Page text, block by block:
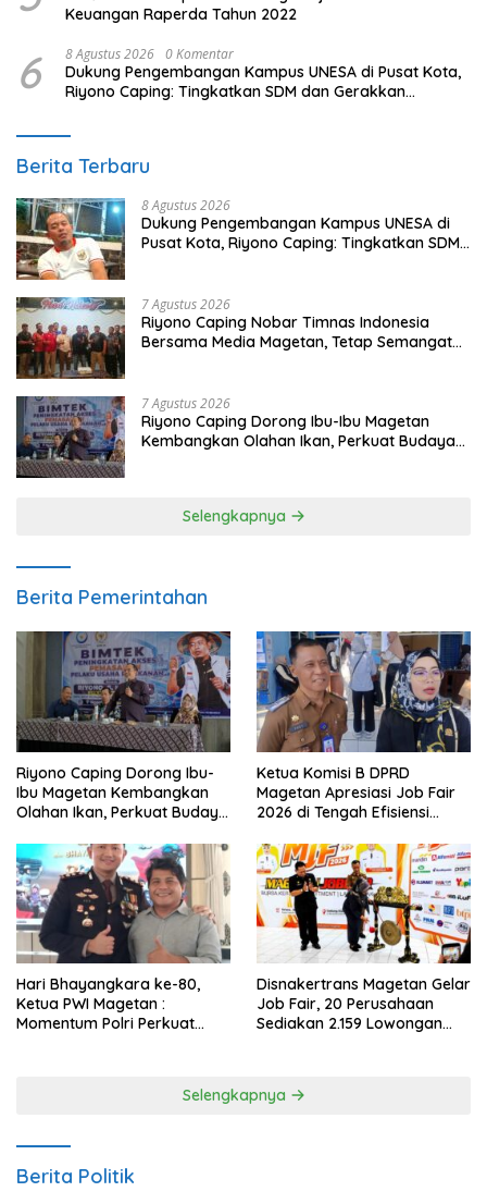
Keuangan Raperda Tahun 2022
6 8 Agustus 2026 0 Komentar
Dukung Pengembangan Kampus UNESA di Pusat Kota,
Riyono Caping: Tingkatkan SDM dan Gerakkan
Berita Terbaru
8 Agustus 2026
Dukung Pengembangan Kampus UNESA di
Pusat Kota, Riyono Caping: Tingkatkan SDM
7 Agustus 2026
Riyono Caping Nobar Timnas Indonesia
Bersama Media Magetan, Tetap Semangat
7 Agustus 2026
Riyono Caping Dorong Ibu-Ibu Magetan
Kembangkan Olahan Ikan, Perkuat Budaya
Selengkapnya
Berita Pemerintahan
Riyono Caping Dorong Ibu-
Ibu Magetan Kembangkan
Olahan Ikan, Perkuat Budaya
Ketua Komisi B DPRD
Magetan Apresiasi Job Fair
2026 di Tengah Efisiensi
Hari Bhayangkara ke-80,
Ketua PWI Magetan :
Momentum Polri Perkuat
Disnakertrans Magetan Gelar
Job Fair, 20 Perusahaan
Sediakan 2.159 Lowongan
Selengkapnya
Berita Politik